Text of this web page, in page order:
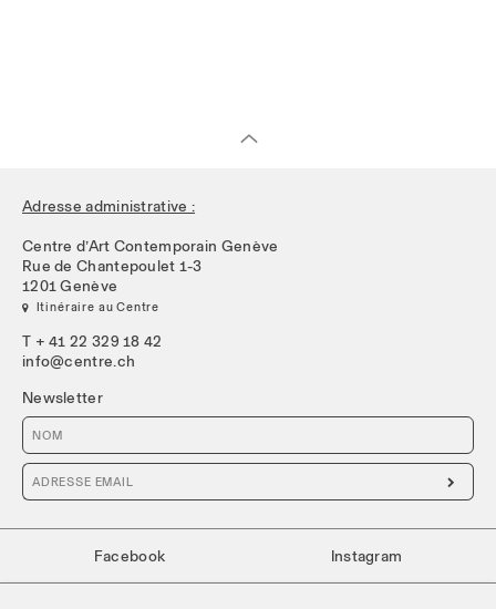
Adresse administrative :
Centre d’Art Contemporain Genève
Rue de Chantepoulet 1-3
1201 Genève
 Itinéraire au Centre
T + 41 22 329 18 42
info@centre.ch
Newsletter

Facebook Instagram